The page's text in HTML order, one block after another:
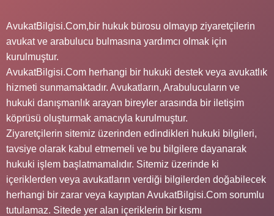
AvukatBilgisi.Com,bir hukuk bürosu olmayıp ziyaretçilerin
avukat ve arabulucu bulmasına yardımcı olmak için
kurulmuştur.
AvukatBilgisi.Com herhangi bir hukuki destek veya avukatlık
hizmeti sunmamaktadır. Avukatların, Arabulucuların ve
hukuki danışmanlık arayan bireyler arasında bir iletişim
köprüsü oluşturmak amacıyla kurulmuştur.
Ziyaretçilerin sitemiz üzerinden edindikleri hukuki bilgileri,
tavsiye olarak kabul etmemeli ve bu bilgilere dayanarak
hukuki işlem başlatmamalıdır. Sitemiz üzerinde ki
içeriklerden veya avukatların verdiği bilgilerden doğabilecek
herhangi bir zarar veya kayıptan AvukatBilgisi.Com sorumlu
tutulamaz. Sitede yer alan içeriklerin bir kısmı